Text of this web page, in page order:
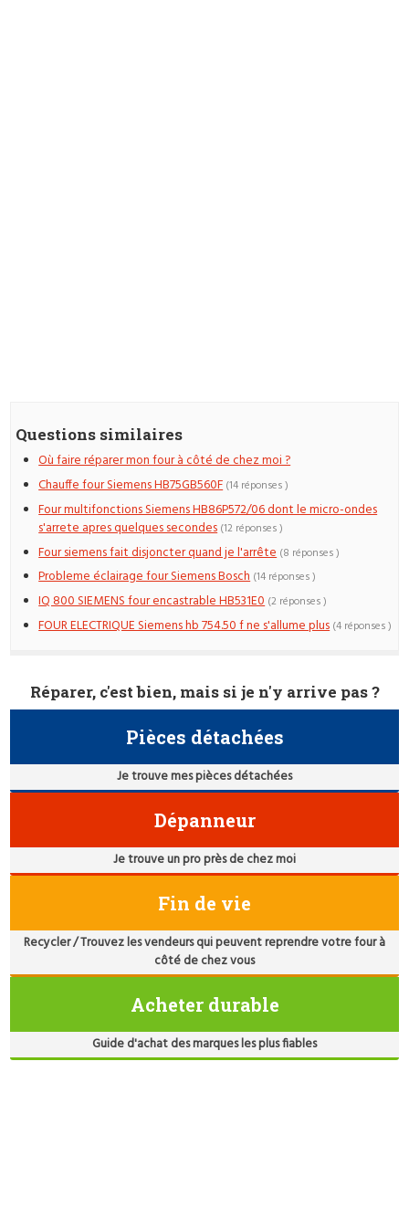
Questions similaires
Où faire réparer mon four à côté de chez moi ?
Chauffe four Siemens HB75GB560F (14 réponses )
Four multifonctions Siemens HB86P572/06 dont le micro-ondes
s'arrete apres quelques secondes (12 réponses )
Four siemens fait disjoncter quand je l'arrête (8 réponses )
Probleme éclairage four Siemens Bosch (14 réponses )
IQ 800 SIEMENS four encastrable HB531E0 (2 réponses )
FOUR ELECTRIQUE Siemens hb 754.50 f ne s'allume plus (4 réponses )
Réparer, c'est bien, mais si je n'y arrive pas ?
Pièces détachées
Je trouve mes pièces détachées
Dépanneur
Je trouve un pro près de chez moi
Fin de vie
Recycler / Trouvez les vendeurs qui peuvent reprendre votre four à
côté de chez vous
Acheter durable
Guide d'achat des marques les plus fiables